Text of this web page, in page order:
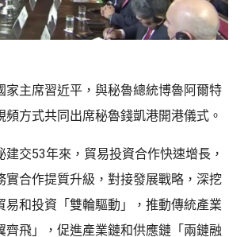
家主席習近平，與秘魯總統博魯阿爾特
頻方式共同出席秘魯錢凱港開港儀式。
建交53年來，貿易投資合作快速增長，
實合作提質升級，對接發展戰略，深挖
易和投資「雙輪驅動」，推動傳統產業
齊飛」，促進產業鏈和供應鏈「兩鏈融